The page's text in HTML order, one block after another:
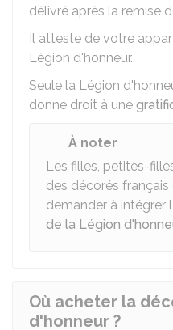
délivré après la remise
Il atteste de votre
Légion d'honneur.
Seule la Légion
donne droit à une
À noter
Les filles, petites-
des décorés
demander à intégrer
de la Légion
Où acheter la
d'honneur ?